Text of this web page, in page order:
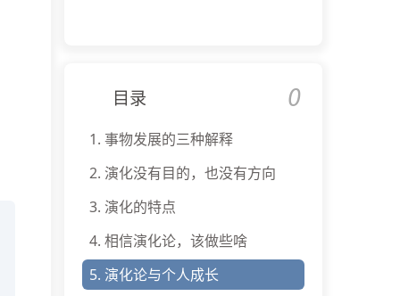
目录 0
1. 事物发展的三种解释
2. 演化没有目的，也没有方向
3. 演化的特点
4. 相信演化论，该做些啥
5. 演化论与个人成长